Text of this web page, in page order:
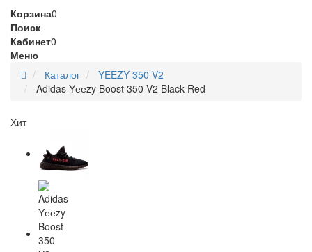
Корзина0
Поиск
Кабинет0
Меню
Каталог
YEEZY 350 V2
Adidas Yееzy Boost 350 V2 Black Red
Хит